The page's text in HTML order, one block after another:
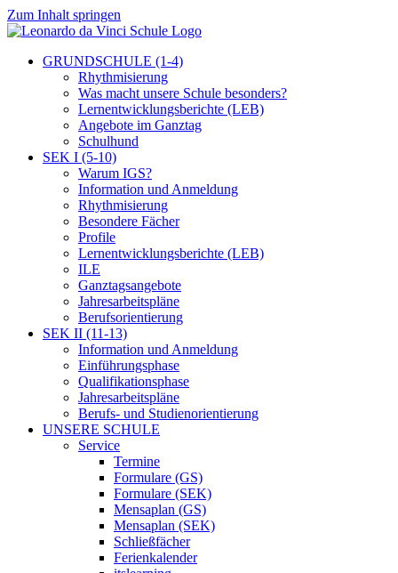
Zum Inhalt springen
GRUNDSCHULE (1-4)
Rhythmisierung
Was macht unsere Schule besonders?
Lernentwicklungsberichte (LEB)
Angebote im Ganztag
Schulhund
SEK I (5-10)
Warum IGS?
Information und Anmeldung
Rhythmisierung
Besondere Fächer
Profile
Lernentwicklungsberichte (LEB)
ILE
Ganztagsangebote
Jahresarbeitspläne
Berufsorientierung
SEK II (11-13)
Information und Anmeldung
Einführungsphase
Qualifikationsphase
Jahresarbeitspläne
Berufs- und Studienorientierung
UNSERE SCHULE
Service
Termine
Formulare (GS)
Formulare (SEK)
Mensaplan (GS)
Mensaplan (SEK)
Schließfächer
Ferienkalender